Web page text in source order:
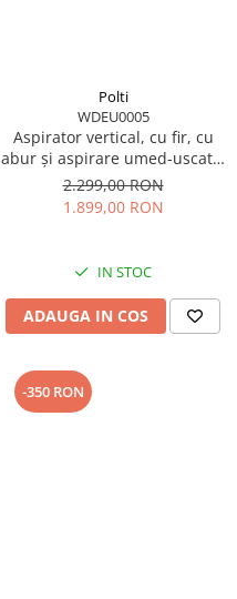
Polti
WDEU0005
Aspirator vertical, cu fir, cu
abur și aspirare umed-uscată,
750 W, aspirare 7 kPa, 0.6 l, 70
Db, 4,4 Kg, gri/alb, Polti
RollySteam WD10C
2.299,00 RON
1.899,00 RON
IN STOC
ADAUGA IN COS
-350 RON